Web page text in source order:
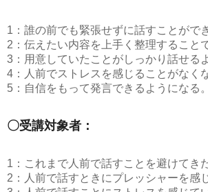
1：誰の前でも緊張せずに話すことがで
2：伝えたい内容を上手く整理すること
3：用意していたことがしっかり話せる
4：人前でストレスを感じることがなく
5：自信をもって発言できるようになる。
〇受講対象者：
1：これまで人前で話すことを避けてき
2：人前で話すときにプレッシャーを感